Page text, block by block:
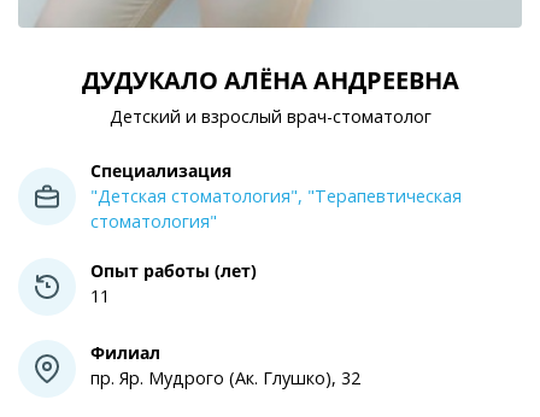
ДУДУКАЛО АЛЁНА АНДРЕЕВНА
Детский и взрослый врач-стоматолог
Специализация
"Детская стоматология", "Терапевтическая
стоматология"
Опыт работы (лет)
11
Филиал
пр. Яр. Мудрого (Ак. Глушко), 32